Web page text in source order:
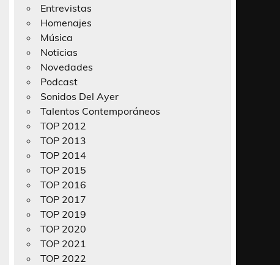
Entrevistas
Homenajes
Música
Noticias
Novedades
Podcast
Sonidos Del Ayer
Talentos Contemporáneos
TOP 2012
TOP 2013
TOP 2014
TOP 2015
TOP 2016
TOP 2017
TOP 2019
TOP 2020
TOP 2021
TOP 2022